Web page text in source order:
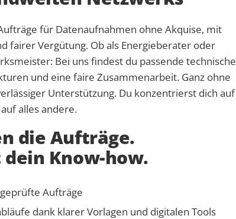
für Datenaufnahmen ohne Akquise, mit
fairer Vergütung. Ob als Energieberater oder
Bei uns findest du passende technische
und eine faire Zusammenarbeit. Ganz ohne
Unterstützung. Du konzentrierst dich auf
alles andere.
die Aufträge.
Know-how.
Aufträge
dank klarer Vorlagen und digitalen Tools